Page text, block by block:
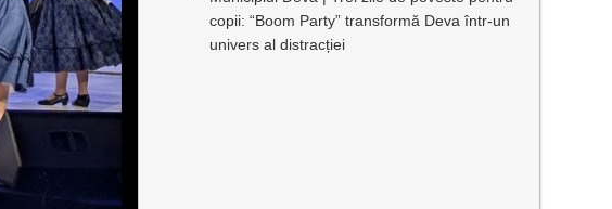
copii: “Boom Party” transformă Deva într-un
univers al distracției